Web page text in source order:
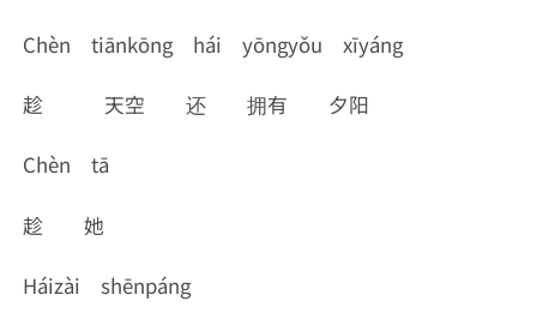
Chèn tiānkōng hái yōngyǒu xīyáng
趁 天空 还 拥有 夕阳
Chèn tā
趁 她
Háizài shēnpáng